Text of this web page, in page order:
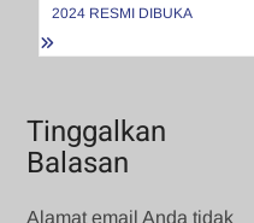
2024 RESMI DIBUKA
Tinggalkan
Balasan
Alamat email Anda tidak